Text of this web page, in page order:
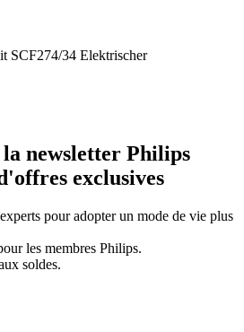
SCF274/34 Elektrischer
newsletter Philips
exclusives
pour adopter un mode de vie plus
les membres Philips.
soldes.